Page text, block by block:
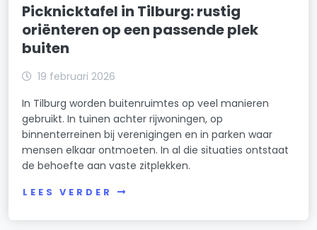
Picknicktafel in Tilburg: rustig
oriënteren op een passende plek
buiten
19 februari 2026
In Tilburg worden buitenruimtes op veel manieren
gebruikt. In tuinen achter rijwoningen, op
binnenterreinen bij verenigingen en in parken waar
mensen elkaar ontmoeten. In al die situaties ontstaat
de behoefte aan vaste zitplekken.
LEES VERDER